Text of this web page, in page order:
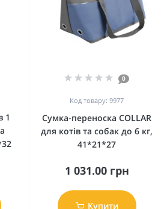
1
0
Код товару: 9977
Сумка-переноска COLLAR
для котів та собак до 6 кг,
41*21*27
1 031.00 грн
Купити